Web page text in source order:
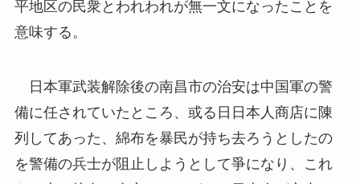
平地区の民衆とわれわれが無一文になったことを
意味する。
日本軍武装解除後の南昌市の治安は中国軍の警
備に任されていたところ、或る日日本人商店に陳
列してあった、綿布を暴民が持ち去ろうとしたの
を警備の兵士が阻止しようとして爭になり、これ